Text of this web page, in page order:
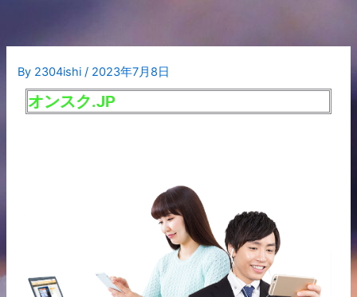
を
By 2304ishi/ 2023年7月8日
オンスク.JP